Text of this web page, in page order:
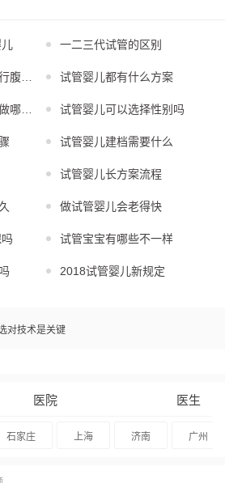
一二三代试管的区别
试管婴儿都有什么方案
试管婴儿可以选择性别吗
试管婴儿建档需要什么
试管婴儿长方案流程
做试管婴儿会老得快
试管宝宝有哪些不一样
2018试管婴儿新规定
对技术是关键
医院 医生
石家庄 上海 济南 广州